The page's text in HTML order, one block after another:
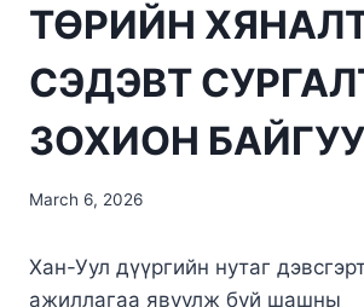
ТӨРИЙН
СЭДЭВТ
ЗОХИОН
March 6, 2026
Хан-Уул дүүргийн нутаг
ажиллагаа явуулж буй шашны